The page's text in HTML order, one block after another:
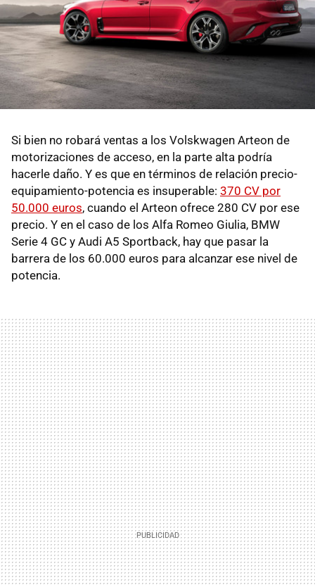
Si bien no robará ventas a los Volskwagen Arteon de
motorizaciones de acceso, en la parte alta podría
hacerle daño. Y es que en términos de relación precio-
equipamiento-potencia es insuperable: 370 CV por
50.000 euros, cuando el Arteon ofrece 280 CV por ese
precio. Y en el caso de los Alfa Romeo Giulia, BMW
Serie 4 GC y Audi A5 Sportback, hay que pasar la
barrera de los 60.000 euros para alcanzar ese nivel de
potencia.